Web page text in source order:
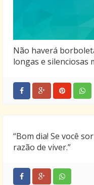
Não haverá
longas e silenciosas
“Bom dia! Se você
razão de viver.”